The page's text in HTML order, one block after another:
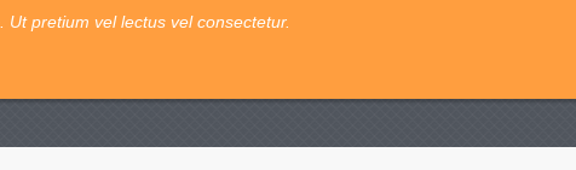
pretium vel lectus vel consectetur.